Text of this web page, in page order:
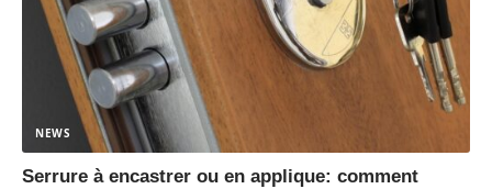
NEWS
Serrure à encastrer ou en applique: comment